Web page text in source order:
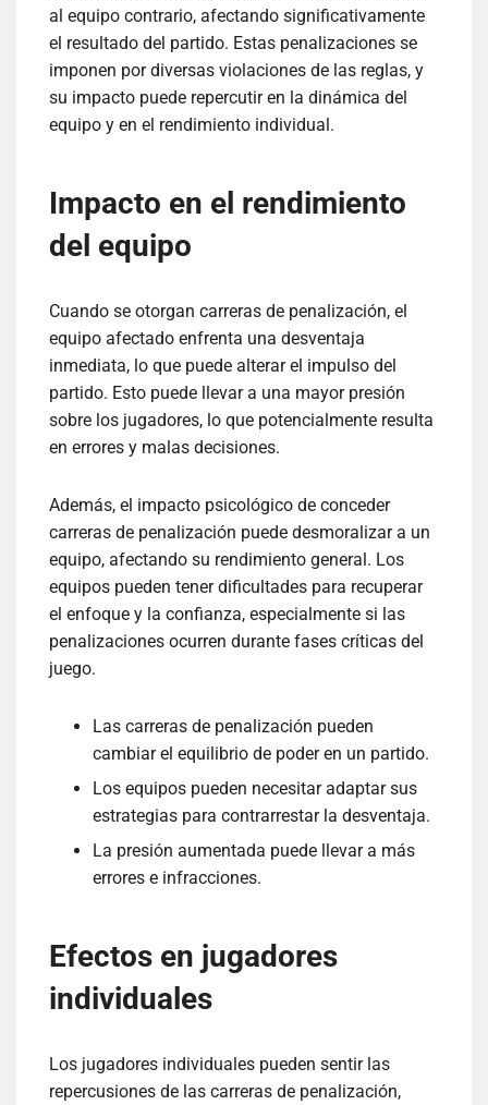
al equipo contrario, afectando significativamente
el resultado del partido. Estas penalizaciones se
imponen por diversas violaciones de las reglas, y
su impacto puede repercutir en la dinámica del
equipo y en el rendimiento individual.
Impacto en el rendimiento
del equipo
Cuando se otorgan carreras de penalización, el
equipo afectado enfrenta una desventaja
inmediata, lo que puede alterar el impulso del
partido. Esto puede llevar a una mayor presión
sobre los jugadores, lo que potencialmente resulta
en errores y malas decisiones.
Además, el impacto psicológico de conceder
carreras de penalización puede desmoralizar a un
equipo, afectando su rendimiento general. Los
equipos pueden tener dificultades para recuperar
el enfoque y la confianza, especialmente si las
penalizaciones ocurren durante fases críticas del
juego.
Las carreras de penalización pueden
cambiar el equilibrio de poder en un partido.
Los equipos pueden necesitar adaptar sus
estrategias para contrarrestar la desventaja.
La presión aumentada puede llevar a más
errores e infracciones.
Efectos en jugadores
individuales
Los jugadores individuales pueden sentir las
repercusiones de las carreras de penalización,